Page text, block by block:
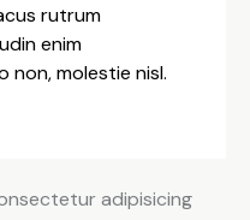
rutrum
enim
non, molestie nisl.
adipisicing